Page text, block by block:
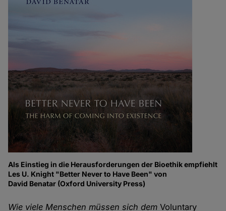
Als Einstieg in die Herausforderungen der Bioethik empfiehlt
Les U. Knight "Better Never to Have Been" von
David Benatar (Oxford University Press)
Wie viele Menschen müssen sich demVoluntary